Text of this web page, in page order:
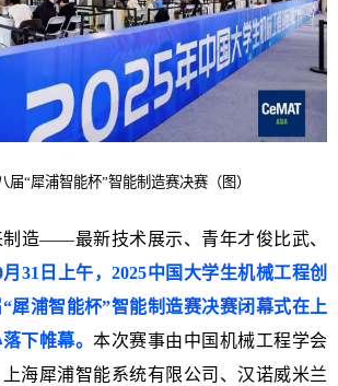
届“犀浦智能杯”智能制造赛决赛（图）
制造——最新技术展示、青年才俊比武、
月31日上午，2025中国大学生机械工程创
犀浦智能杯”智能制造赛决赛闭幕式在上
下帷幕。本次赛事由中国机械工程学会
海犀浦智能系统有限公司、汉诺威米兰